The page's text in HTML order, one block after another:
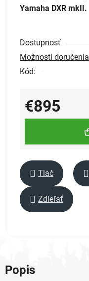
Yamaha DXR mkII.
Dostupnosť
Možnosti doručenia
Kód:
€895
Jednotková cena:
Tlač
Zdieľať
Popis